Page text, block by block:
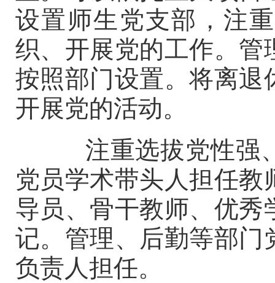
设置师生党支部，注
织、开展党的工作。管
按照部门设置。将离退
开展党的活动。
注重选拔党性强、
党员学术带头人担任
导员、骨干教师、优
记。管理、后勤等部门
负责人担任。